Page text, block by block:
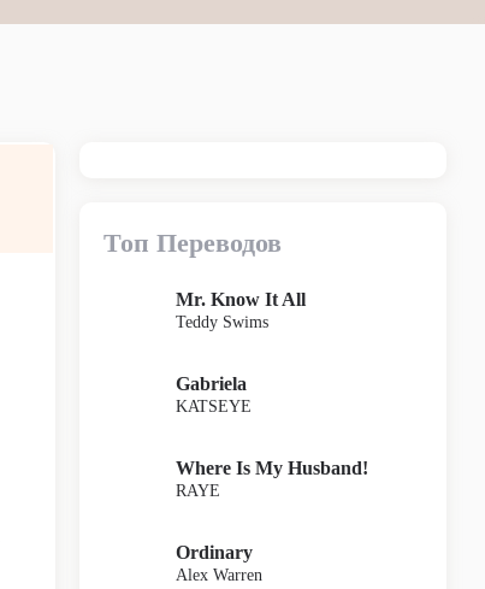
Топ Переводов
Mr. Know It All
Teddy Swims
Gabriela
KATSEYE
Where Is My Husband!
RAYE
Ordinary
Alex Warren